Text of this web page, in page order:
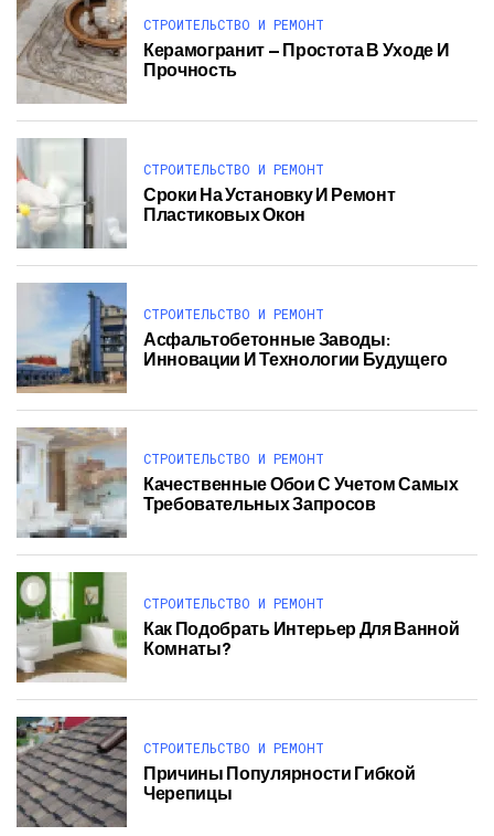
СТРОИТЕЛЬСТВО И РЕМОНТ
Керамогранит — Простота В Уходе И
Прочность
СТРОИТЕЛЬСТВО И РЕМОНТ
Сроки На Установку И Ремонт
Пластиковых Окон
СТРОИТЕЛЬСТВО И РЕМОНТ
Асфальтобетонные Заводы:
Инновации И Технологии Будущего
СТРОИТЕЛЬСТВО И РЕМОНТ
Качественные Обои С Учетом Самых
Требовательных Запросов
СТРОИТЕЛЬСТВО И РЕМОНТ
Как Подобрать Интерьер Для Ванной
Комнаты?
СТРОИТЕЛЬСТВО И РЕМОНТ
Причины Популярности Гибкой
Черепицы